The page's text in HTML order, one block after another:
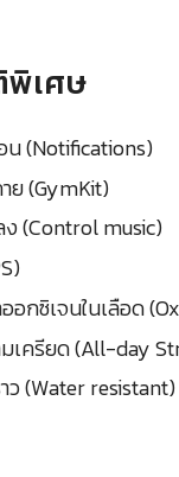
เศษ
น (Notifications)
ย (GymKit)
(Control music)
อกซิเจนในเลือด
เครียด (All-day
ว (Water resistant)